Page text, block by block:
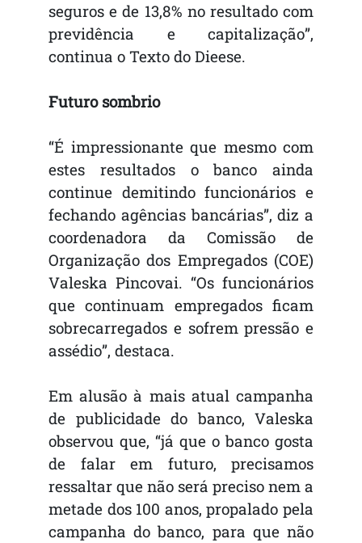
seguros e de 13,8% no resultado com
previdência e capitalização”,
continua o Texto do Dieese.
Futuro sombrio
“É impressionante que mesmo com
estes resultados o banco ainda
continue demitindo funcionários e
fechando agências bancárias”, diz a
coordenadora da Comissão de
Organização dos Empregados (COE)
Valeska Pincovai. “Os funcionários
que continuam empregados ficam
sobrecarregados e sofrem pressão e
assédio”, destaca.
Em alusão à mais atual campanha
de publicidade do banco, Valeska
observou que, “já que o banco gosta
de falar em futuro, precisamos
ressaltar que não será preciso nem a
metade dos 100 anos, propalado pela
campanha do banco, para que não